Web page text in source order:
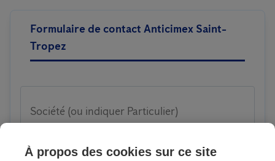
Formulaire de contact Anticimex Saint-
Tropez
Société (ou indiquer Particulier)
À propos des cookies sur ce site